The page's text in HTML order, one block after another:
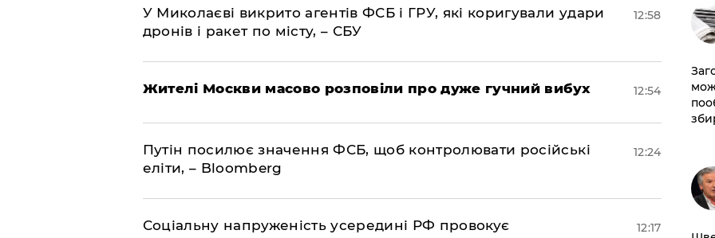
У Миколаєві викрито агентів ФСБ і ГРУ, які коригували удари
дронів і ракет по місту, – СБУ
12:58
Жителі Москви масово розповіли про дуже гучний вибух 12:54
Путін посилює значення ФСБ, щоб контролювати російські
еліти, – Bloomberg
12:24
Соціальну напруженість усередині РФ провокує
12:17